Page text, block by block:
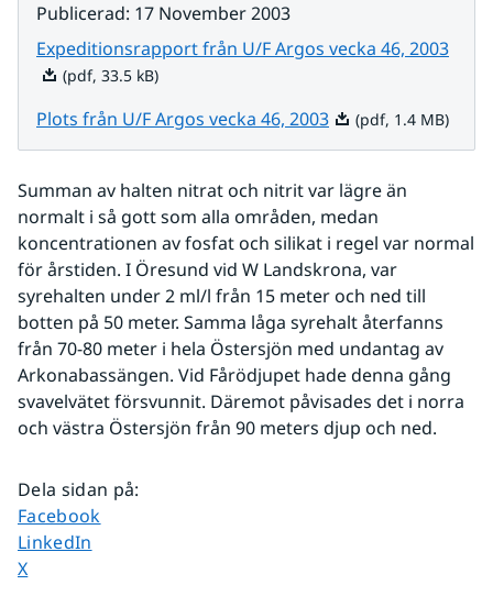
Publicerad: 17 November 2003
Expeditionsrapport från U/F Argos vecka 46, 2003Pdf,
(pdf, 33.5 kB)
Plots från U/F Argos vecka 46, 2003Pdf, 1.4 MB.
(pdf, 1.4 MB)
Summan av halten nitrat och nitrit var lägre än
normalt i så gott som alla områden, medan
koncentrationen av fosfat och silikat i regel var normal
för årstiden. I Öresund vid W Landskrona, var
syrehalten under 2 ml/l från 15 meter och ned till
botten på 50 meter. Samma låga syrehalt återfanns
från 70-80 meter i hela Östersjön med undantag av
Arkonabassängen. Vid Fårödjupet hade denna gång
svavelvätet försvunnit. Däremot påvisades det i norra
och västra Östersjön från 90 meters djup och ned.
Dela sidan på:
Dela sidan på
Facebook
Dela sidan på
LinkedIn
Dela sidan på
X